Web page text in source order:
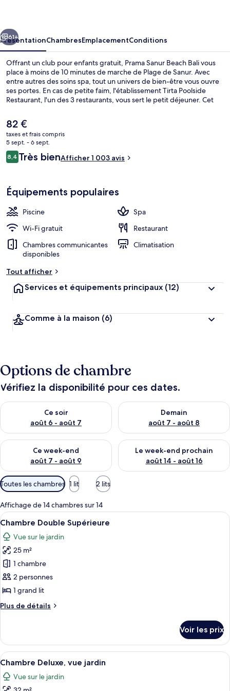
Suivant
61+
PrésentationChambresEmplacementConditions
Offrant un club pour enfants gratuit, Prama Sanur Beach Bali vous
place à moins de 10 minutes de marche de Plage de Sanur. Avec
entre autres des soins spa, tout un univers de bien-être vous ouvre
ses portes. En cas de petite faim, l'établissement Tirta Poolside
Restaurant, l'un des 3 restaurants, vous sert le petit déjeuner. Cet
et un bar à la plage. Les autres voyageurs ne tarissent pas d'éloges
en ce qui concerne le personnel attentionné et la proximité avec la
plage.
Le
prix
actuel
est
de
82 €
taxes et frais compris
5 sept. - 6 sept.
Avis
voyageurs
8,48,4 sur 10
Très bienAfficher 1 003 avis
Équipements populaires
Piscine
Spa
Wi-Fi gratuit
Restaurant
Chambres communicantes
disponibles
Climatisation
Tout afficher
Services et équipements principaux (12)
Comme à la maison (6)
Options de chambre
Vérifiez la disponibilité pour ces dates.
Ce soir
août 6 - août 7
Vérifier la disponibilité pour ce soir août 6 - août 7
Demain
août 7 - août 8
Vérifier la disponibilité pour
Ce week-end
août 7 - août 9
Vérifier la disponibilité pour ce week-end août 7 - août 9
Le week-end prochain
août 14 - août 16
Vérifier la disponibilité pour
Filtres
disponibles
pour
les
chambres
Toutes les chambres 1 lit 2 lits
Affichage de 14 chambres sur 14
Afficher
toutes
les
photos
pour
ce
type
chambre :
Supérieure
Une chambre d’hôtel avec un
2
Chambre Double Supérieure
Vue sur le jardin
25 m²
1 chambre
2 personnes
1 grand lit
Plus de détails
Plus
le
type
de
chambre
Chambre
Double
Voir les prix
Afficher
toutes
les
Une chambre d’hôtel avec un
4
Chambre Deluxe, vue jardin
Vue sur le jardin